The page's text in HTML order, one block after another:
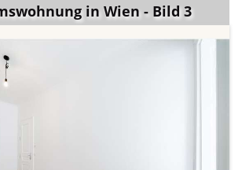
in Wien - Bild 3